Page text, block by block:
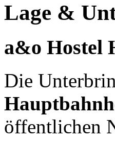
Lage &
a&o Hostel
Die
öffentlichen